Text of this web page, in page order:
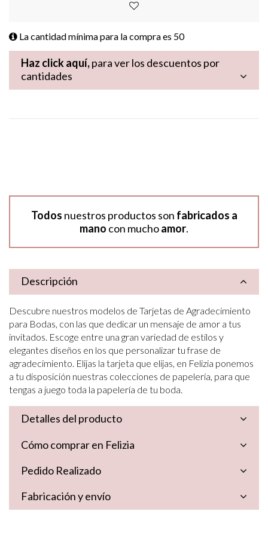
La cantidad mínima para la compra es 50
Haz click aquí,para ver los descuentos por
cantidades
Todos nuestros productos son fabricados a
mano con muchoamor.
Descripción
Descubre nuestros modelos de Tarjetas de Agradecimiento
para Bodas, con las que dedicar un mensaje de amor a tus
invitados. Escoge entre una gran variedad de estilos y
elegantes diseños en los que personalizar tu frase de
agradecimiento. Elijas la tarjeta que elijas, en Felizia ponemos
a tu disposición nuestras colecciones de papelería, para que
tengas a juego toda la papelería de tu boda.
Detalles del producto
Cómo comprar en Felizia
Pedido Realizado
Fabricación y envío